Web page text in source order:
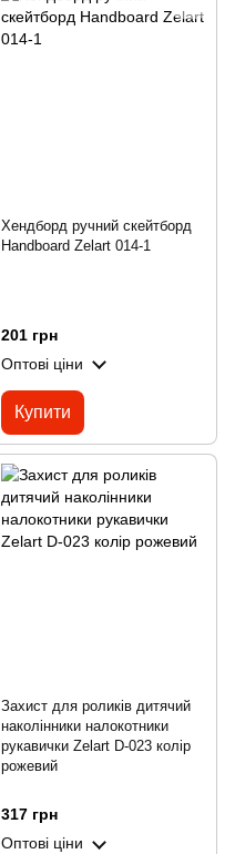
Хендборд ручний скейтборд
Handboard Zelart 014-1
201 грн
Оптові ціни
Купити
Захист для роликів дитячий
наколінники налокотники
рукавички Zelart D-023 колір
рожевий
317 грн
Оптові ціни